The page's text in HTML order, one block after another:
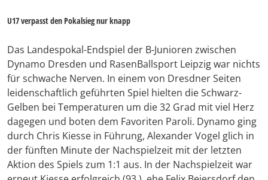
U17 verpasst den Pokalsieg nur knapp
Das Landespokal-Endspiel der B-Junioren zwischen
Dynamo Dresden und RasenBallsport Leipzig war nichts
für schwache Nerven. In einem von Dresdner Seiten
leidenschaftlich geführten Spiel hielten die Schwarz-
Gelben bei Temperaturen um die 32 Grad mit viel Herz
dagegen und boten dem Favoriten Paroli. Dynamo ging
durch Chris Kiesse in Führung, Alexander Vogel glich in
der fünften Minute der Nachspielzeit mit der letzten
Aktion des Spiels zum 1:1 aus. In der Nachspielzeit war